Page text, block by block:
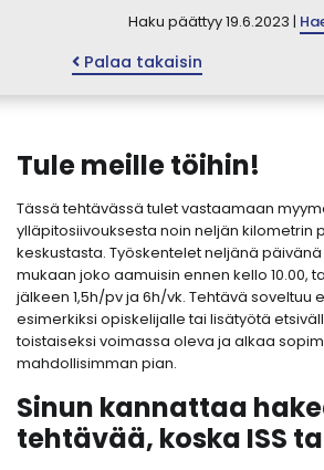
Haku päättyy 19.6.2023 |
Palaa takaisin
Tule meille töihin!
Tässä tehtävässä tulet vastaamaan
ylläpitosiivouksesta noin neljän kilometrin
keskustasta. Työskentelet neljänä
mukaan joko aamuisin ennen kello 10.00,
jälkeen 1,5h/pv ja 6h/vk. Tehtävä soveltuu
esimerkiksi opiskelijalle tai lisätyötä
toistaiseksi voimassa oleva ja alkaa
mahdollisimman pian.
Sinun kannattaa
tehtävää, koska ISS